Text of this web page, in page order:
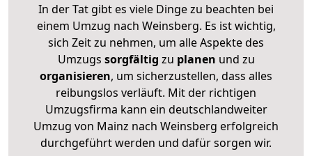
In der Tat gibt es viele Dinge zu beachten bei
einem Umzug nach Weinsberg. Es ist wichtig,
sich Zeit zu nehmen, um alle Aspekte des
Umzugs sorgfältig zu planen und zu
organisieren, um sicherzustellen, dass alles
reibungslos verläuft. Mit der richtigen
Umzugsfirma kann ein deutschlandweiter
Umzug von Mainz nach Weinsberg erfolgreich
durchgeführt werden und dafür sorgen wir.